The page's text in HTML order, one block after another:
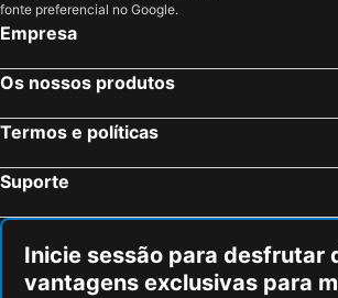
fonte preferencial no Google.
Empresa
Os nossos produtos
Termos e políticas
Suporte
Inicie sessão para desfrutar
vantagens exclusivas para